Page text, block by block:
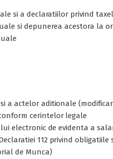
si a declaratiilor privind
si depunerea acestora la
a actelor aditionale
cerintelor legale
electronic de evidenta a
112 privind obligatiile
de Munca)